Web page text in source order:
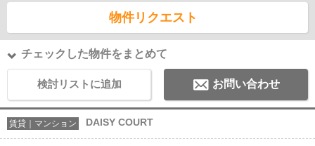
物件リクエスト
チェックした物件をまとめて
検討リストに追加 お問い合わせ
賃貸｜マンション DAISY COURT